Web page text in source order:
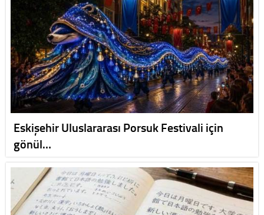
Eskişehir Uluslararası Porsuk Festivali için
gönül…